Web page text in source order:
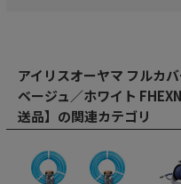
アイリスオーヤマ フルカ
ベージュ／ホワイト
送品】の関連カテゴリ